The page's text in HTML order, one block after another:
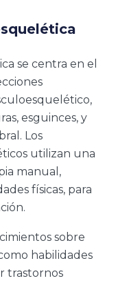
se centra en el
esguinces, y
Los
utilizan una
manual,
físicas, para
sobre
habilidades
trastornos